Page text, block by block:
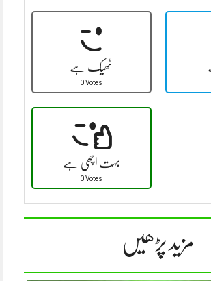
ٹھیک ہے
0 Votes
بہت اچھی ہے
0 Votes
مزید پڑھیں